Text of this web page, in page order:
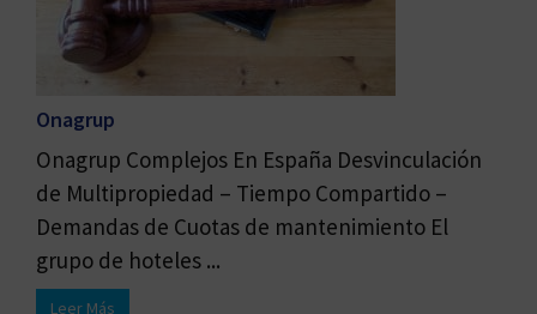
Onagrup
Onagrup Complejos En España Desvinculación
de Multipropiedad – Tiempo Compartido –
Demandas de Cuotas de mantenimiento El
grupo de hoteles ...
Leer Más